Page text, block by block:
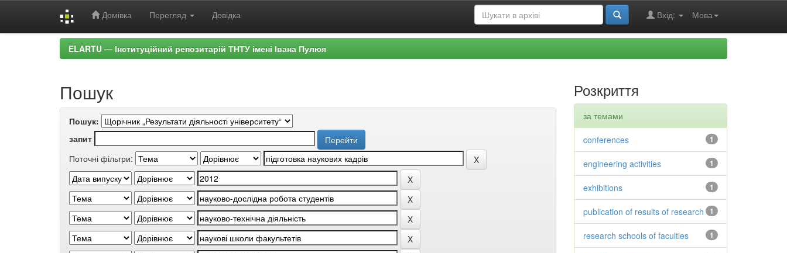
Домівка Перегляд Довідка Мова
Вхід:
ELARTU — Інституційний репозитарій ТНТУ імені Івана Пулюя
Пошук
Пошук:
запит
Поточні фільтри:
Розкриття
за темами
1
conferences
1
engineering activities
1
exhibitions
1
publication of results of research
1
research schools of faculties